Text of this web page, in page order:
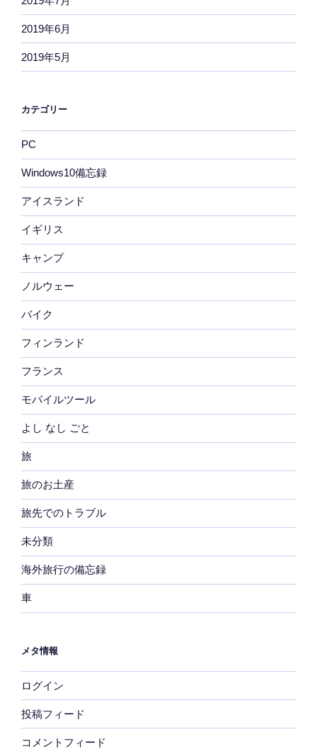
2019年6月
2019年5月
カテゴリー
PC
Windows10備忘録
アイスランド
イギリス
キャンプ
ノルウェー
バイク
フィンランド
フランス
モバイルツール
よし なし ごと
旅
旅のお土産
旅先でのトラブル
未分類
海外旅行の備忘録
車
メタ情報
ログイン
投稿フィード
コメントフィード